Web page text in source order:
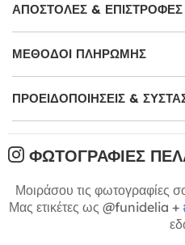
ΑΠΟΣΤΟΛΈΣ & ΕΠΙΣΤΡΟΦΈΣ
ΜΕΘΌΔΟΙ ΠΛΗΡΩΜΉΣ
ΠΡΟΕΙΔΟΠΟΙΉΣΕΙΣ &
ΦΩΤΟΓΡΑΦΊΕΣ
Μοιράσου τις φωτογραφίες
Μας ετικέτες ως @funidelia +